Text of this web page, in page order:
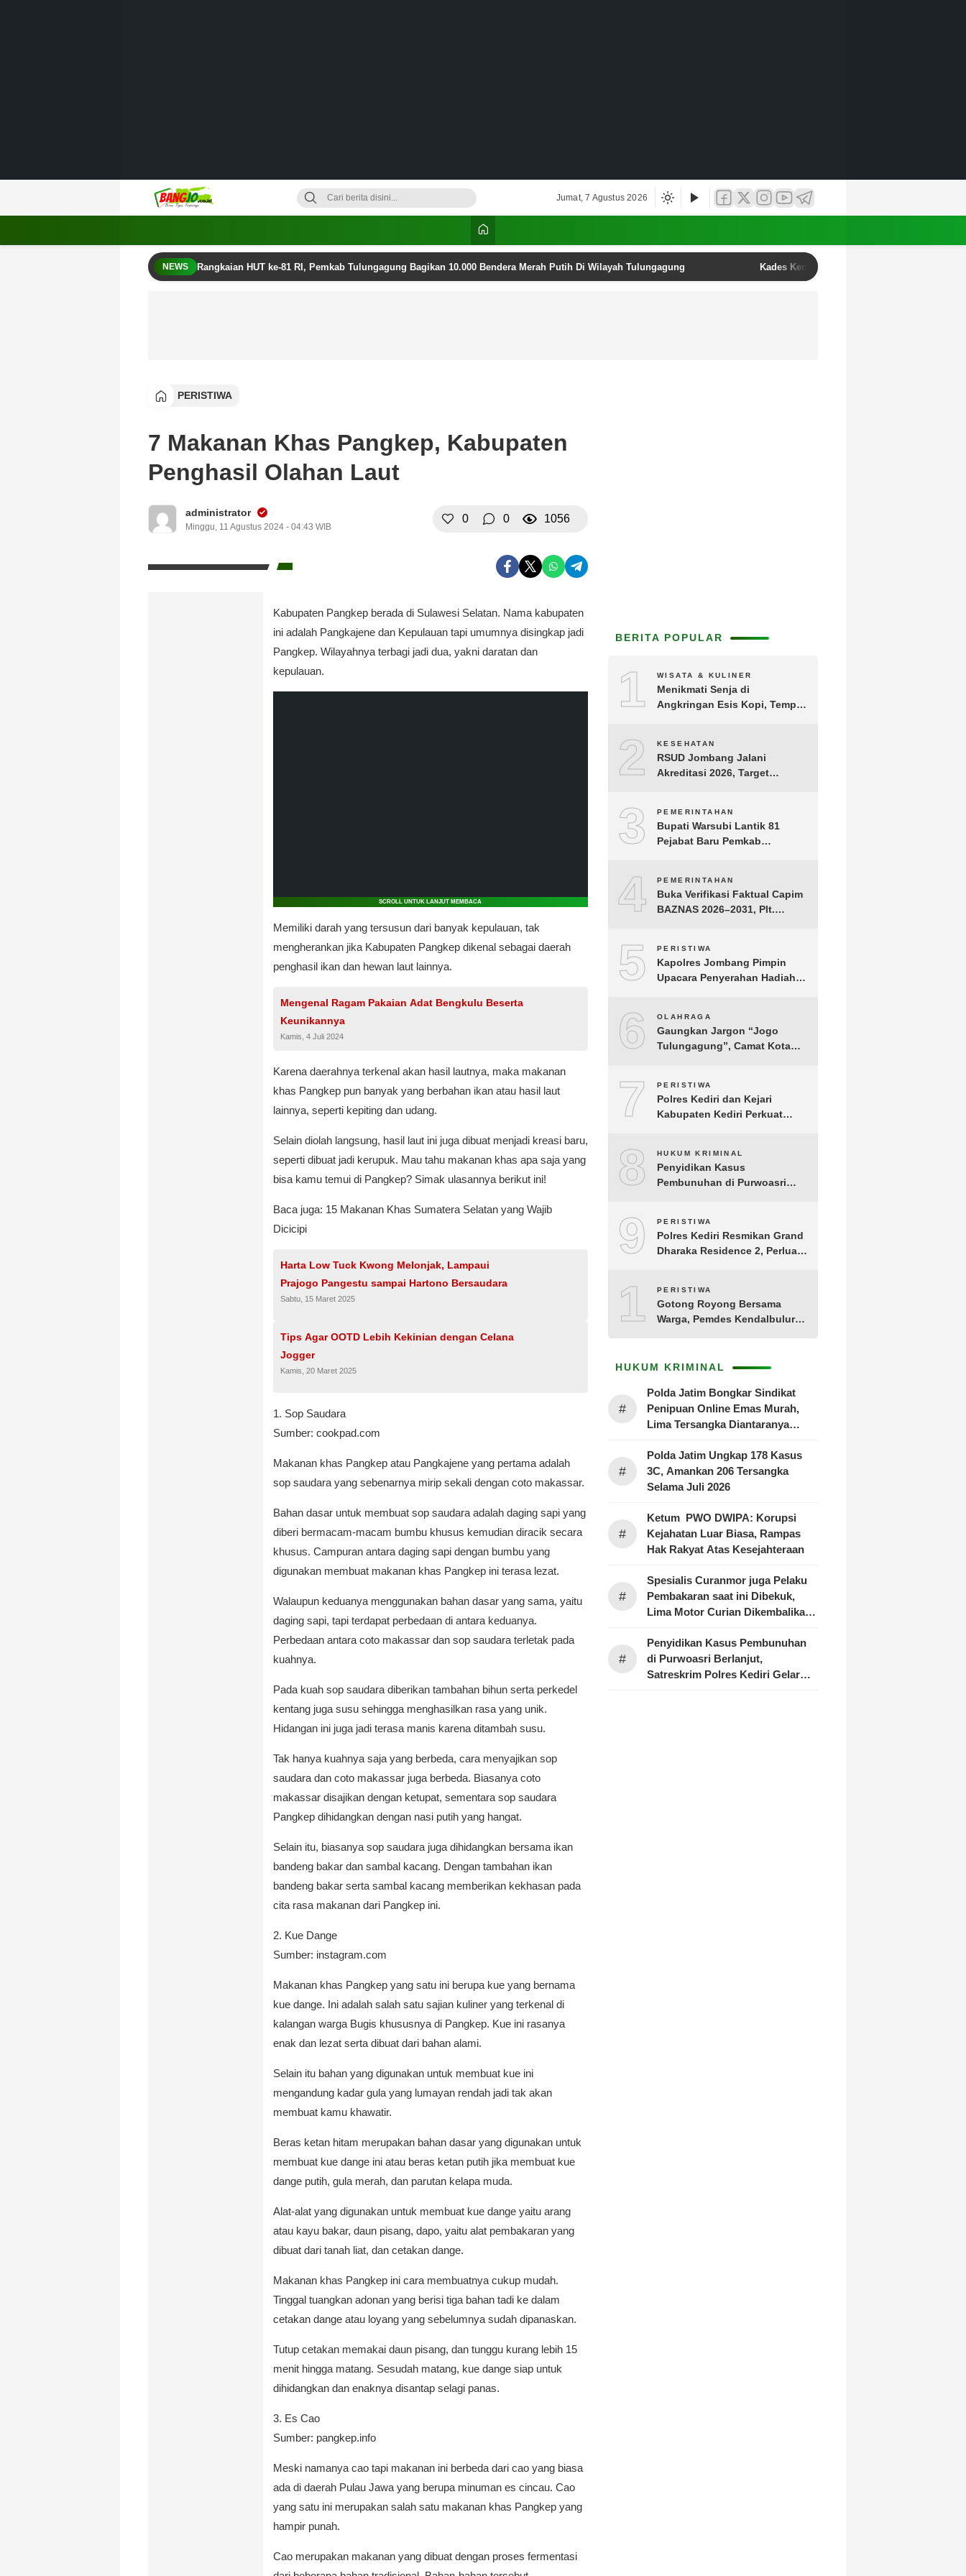
Jumat, 7 Agustus 2026
NEWS Rangkaian HUT ke-81 RI, Pemkab Tulungagung Bagikan 10.000 Bendera Merah Putih Di Wilayah Tulungagung Kades Kendalbulur Anang Mustofa Resmi
PERISTIWA
7 Makanan Khas Pangkep, Kabupaten
Penghasil Olahan Laut
administrator
Minggu, 11 Agustus 2024 - 04:43 WIB
0 0 1056
Kabupaten Pangkep berada di Sulawesi Selatan. Nama kabupaten
ini adalah Pangkajene dan Kepulauan tapi umumnya disingkap jadi
Pangkep. Wilayahnya terbagi jadi dua, yakni daratan dan
kepulauan.
SCROLL UNTUK LANJUT MEMBACA
Memiliki darah yang tersusun dari banyak kepulauan, tak
mengherankan jika Kabupaten Pangkep dikenal sebagai daerah
penghasil ikan dan hewan laut lainnya.
Mengenal Ragam Pakaian Adat Bengkulu Beserta
Keunikannya
Kamis, 4 Juli 2024
Karena daerahnya terkenal akan hasil lautnya, maka makanan
khas Pangkep pun banyak yang berbahan ikan atau hasil laut
lainnya, seperti kepiting dan udang.
Selain diolah langsung, hasil laut ini juga dibuat menjadi kreasi baru,
seperti dibuat jadi kerupuk. Mau tahu makanan khas apa saja yang
bisa kamu temui di Pangkep? Simak ulasannya berikut ini!
Baca juga: 15 Makanan Khas Sumatera Selatan yang Wajib
Dicicipi
Harta Low Tuck Kwong Melonjak, Lampaui
Prajogo Pangestu sampai Hartono Bersaudara
Sabtu, 15 Maret 2025
Tips Agar OOTD Lebih Kekinian dengan Celana
Jogger
Kamis, 20 Maret 2025
1. Sop Saudara
Sumber: cookpad.com
Makanan khas Pangkep atau Pangkajene yang pertama adalah
sop saudara yang sebenarnya mirip sekali dengan coto makassar.
Bahan dasar untuk membuat sop saudara adalah daging sapi yang
diberi bermacam-macam bumbu khusus kemudian diracik secara
khusus. Campuran antara daging sapi dengan bumbu yang
digunakan membuat makanan khas Pangkep ini terasa lezat.
Walaupun keduanya menggunakan bahan dasar yang sama, yaitu
daging sapi, tapi terdapat perbedaan di antara keduanya.
Perbedaan antara coto makassar dan sop saudara terletak pada
kuahnya.
Pada kuah sop saudara diberikan tambahan bihun serta perkedel
kentang juga susu sehingga menghasilkan rasa yang unik.
Hidangan ini juga jadi terasa manis karena ditambah susu.
Tak hanya kuahnya saja yang berbeda, cara menyajikan sop
saudara dan coto makassar juga berbeda. Biasanya coto
makassar disajikan dengan ketupat, sementara sop saudara
Pangkep dihidangkan dengan nasi putih yang hangat.
Selain itu, biasanya sop saudara juga dihidangkan bersama ikan
bandeng bakar dan sambal kacang. Dengan tambahan ikan
bandeng bakar serta sambal kacang memberikan kekhasan pada
cita rasa makanan dari Pangkep ini.
2. Kue Dange
Sumber: instagram.com
Makanan khas Pangkep yang satu ini berupa kue yang bernama
kue dange. Ini adalah salah satu sajian kuliner yang terkenal di
kalangan warga Bugis khususnya di Pangkep. Kue ini rasanya
enak dan lezat serta dibuat dari bahan alami.
Selain itu bahan yang digunakan untuk membuat kue ini
mengandung kadar gula yang lumayan rendah jadi tak akan
membuat kamu khawatir.
Beras ketan hitam merupakan bahan dasar yang digunakan untuk
membuat kue dange ini atau beras ketan putih jika membuat kue
dange putih, gula merah, dan parutan kelapa muda.
Alat-alat yang digunakan untuk membuat kue dange yaitu arang
atau kayu bakar, daun pisang, dapo, yaitu alat pembakaran yang
dibuat dari tanah liat, dan cetakan dange.
Makanan khas Pangkep ini cara membuatnya cukup mudah.
Tinggal tuangkan adonan yang berisi tiga bahan tadi ke dalam
cetakan dange atau loyang yang sebelumnya sudah dipanaskan.
Tutup cetakan memakai daun pisang, dan tunggu kurang lebih 15
menit hingga matang. Sesudah matang, kue dange siap untuk
dihidangkan dan enaknya disantap selagi panas.
3. Es Cao
Sumber: pangkep.info
Meski namanya cao tapi makanan ini berbeda dari cao yang biasa
ada di daerah Pulau Jawa yang berupa minuman es cincau. Cao
yang satu ini merupakan salah satu makanan khas Pangkep yang
hampir punah.
Cao merupakan makanan yang dibuat dengan proses fermentasi
BERITA POPULAR
1 WISATA & KULINER
Menikmati Senja di
Angkringan Esis Kopi, Tempat
2 KESEHATAN
RSUD Jombang Jalani
Akreditasi 2026, Target
Layanan
3 PEMERINTAHAN
Bupati Warsubi Lantik 81
Pejabat Baru Pemkab
4 PEMERINTAHAN
Buka Verifikasi Faktual Capim
BAZNAS 2026–2031, Plt.
Transparansi
5 PERISTIWA
Kapolres Jombang Pimpin
Upacara Penyerahan Hadiah
6 OLAHRAGA
Gaungkan Jargon “Jogo
Tulungagung”, Camat Kota
Tamanan
7 PERISTIWA
Polres Kediri dan Kejari
Kabupaten Kediri Perkuat
8 HUKUM KRIMINAL
Penyidikan Kasus
Pembunuhan di Purwoasri
Adegan
9 PERISTIWA
Polres Kediri Resmikan Grand
Dharaka Residence 2, Perluas
10PERISTIWA
Gotong Royong Bersama
Warga, Pemdes Kendalbulur
HUKUM KRIMINAL
#
Polda Jatim Bongkar Sindikat
Penipuan Online Emas Murah,
Lima Tersangka Diantaranya
#
Polda Jatim Ungkap 178 Kasus
3C, Amankan 206 Tersangka
Selama Juli 2026
#
Ketum PWO DWIPA: Korupsi
Kejahatan Luar Biasa, Rampas
Hak Rakyat Atas Kesejahteraan
#
Spesialis Curanmor juga Pelaku
Pembakaran saat ini Dibekuk,
Lima Motor Curian Dikembalikan
#
Penyidikan Kasus Pembunuhan
di Purwoasri Berlanjut,
Satreskrim Polres Kediri Gelar